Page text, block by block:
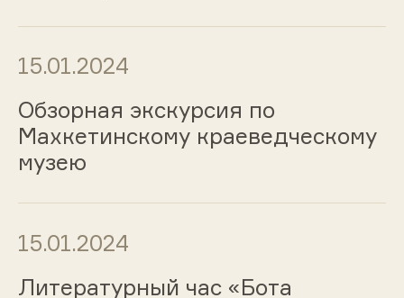
15.01.2024
Обзорная экскурсия по
Махкетинскому краеведческому
музею
15.01.2024
Литературный час «Бота